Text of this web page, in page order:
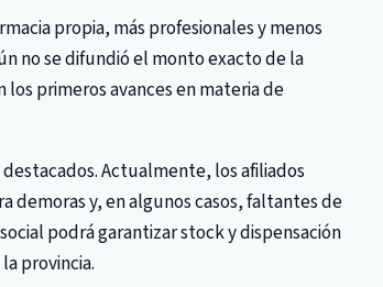
propia, más profesionales y menos
no se difundió el monto exacto de la
primeros avances en materia de
destacados. Actualmente, los afiliados
demoras y, en algunos casos, faltantes de
podrá garantizar stock y dispensación
provincia.